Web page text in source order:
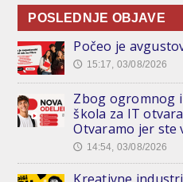
POSLEDNJE OBJAVE
Počeo je
🕔 15:17, 03/08/2026
Zbog ogromnog
škola za IT
Otvaramo jer ste
🕔 14:54, 03/08/2026